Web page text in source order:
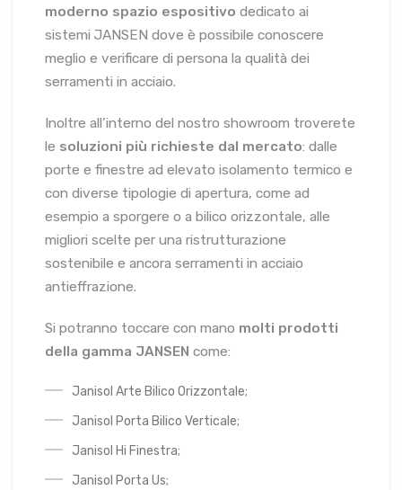
moderno spazio espositivo dedicato ai
sistemi JANSEN dove è possibile conoscere
meglio e verificare di persona la qualità dei
serramenti in acciaio.
Inoltre all’interno del nostro showroom troverete
le soluzioni più richieste dal mercato: dalle
porte e finestre ad elevato isolamento termico e
con diverse tipologie di apertura, come ad
esempio a sporgere o a bilico orizzontale, alle
migliori scelte per una ristrutturazione
sostenibile e ancora serramenti in acciaio
antieffrazione.
Si potranno toccare con mano molti prodotti
della gamma JANSEN come:
Janisol Arte Bilico Orizzontale;
Janisol Porta Bilico Verticale;
Janisol Hi Finestra;
Janisol Porta Us;